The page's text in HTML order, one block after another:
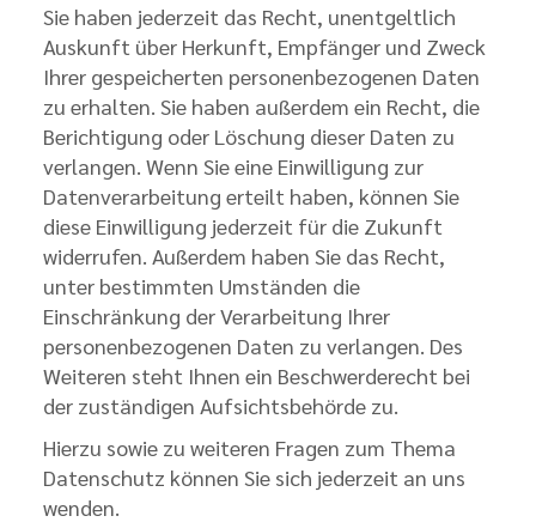
Sie haben jederzeit das Recht, unentgeltlich
Auskunft über Herkunft, Empfänger und Zweck
Ihrer gespeicherten personenbezogenen Daten
zu erhalten. Sie haben außerdem ein Recht, die
Berichtigung oder Löschung dieser Daten zu
verlangen. Wenn Sie eine Einwilligung zur
Datenverarbeitung erteilt haben, können Sie
diese Einwilligung jederzeit für die Zukunft
widerrufen. Außerdem haben Sie das Recht,
unter bestimmten Umständen die
Einschränkung der Verarbeitung Ihrer
personenbezogenen Daten zu verlangen. Des
Weiteren steht Ihnen ein Beschwerderecht bei
der zuständigen Aufsichtsbehörde zu.
Hierzu sowie zu weiteren Fragen zum Thema
Datenschutz können Sie sich jederzeit an uns
wenden.